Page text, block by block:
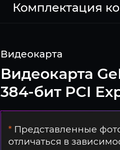
Комплектация
Видеокарта
Видеокарта
384-бит PCI
* Представленные
отличаться в